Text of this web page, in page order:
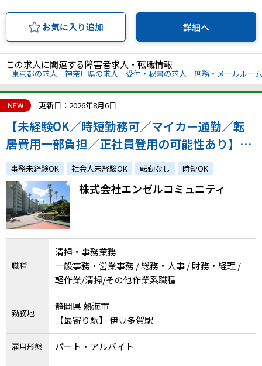
お気に入り追加 詳細へ
この求人に関連する障害者求人・転職情報
東京都の求人 神奈川県の求人 受付・秘書の求人 庶務・メールルー
NEW 更新日：2026年8月6日
【未経験OK／時短勤務可／マイカー通勤／転
居費用一部負担／正社員登用の可能性あり】リ
ゾートマンション「エンゼルシーサイド南熱
海」での清掃、一部事務業務
事務未経験OK 社会人未経験OK 転勤なし 時短OK
株式会社エンゼルコミュニティ
職種
清掃・事務業務
一般事務・営業事務 / 総務・人事 / 財務・経理 /
軽作業/清掃/その他作業系職種
勤務地
静岡県 熱海市
【最寄り駅】 伊豆多賀駅
雇用形態 パート・アルバイト
法人向けページ